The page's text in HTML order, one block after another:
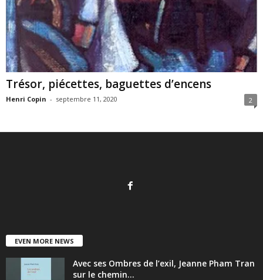
Trésor, piécettes, baguettes d’encens
Henri Copin - septembre 11, 2020 2
EVEN MORE NEWS
Avec ses Ombres de l’exil, Jeanne Pham Tran
sur le chemin...